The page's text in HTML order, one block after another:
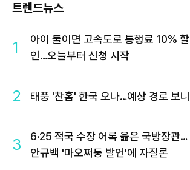
트렌드뉴스
1
아이 둘이면 고속도로 통행료 10% 할
인…오늘부터 신청 시작
2 태풍 '찬홈' 한국 오나…예상 경로 보니
3
6·25 적국 수장 어록 읊은 국방장관…
안규백 '마오쩌둥 발언'에 자질론